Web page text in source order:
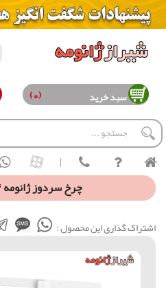
سبد خرید (0)
|
چرخ سردوز ژانومه ۴ نخ مدل ۲۱۴
اشتراک گذاری این محصول :